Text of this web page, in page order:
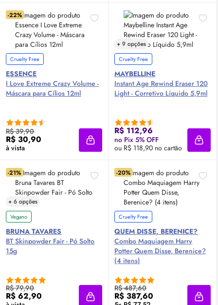
-22%
Cruelty Free
ESSENCE
I Love Extreme Crazy Volume -
Máscara para Cílios 12ml
R$ 39,90
R$ 30,90
à vista Adicionar à sacola
+ 9 opções
Cruelty Free
MAYBELLINE
Instant Age Rewind Eraser 120
Light - Corretivo Líquido 5,9ml
R$ 112,96
no Pix 5% OFF
ou R$ 118,90 no cartão
-21%
+ 6 opções
Vegano
BRUNA TAVARES
BT Skinpowder Fair - Pó Solto
15g
R$ 79,90
R$ 62,90 Adicionar à sacola
-20%
Cruelty Free
QUEM DISSE, BERENICE?
Combo Maquiagem Harry
Potter Quem Disse, Berenice?
(4 itens)
R$ 487,60
R$ 387,60